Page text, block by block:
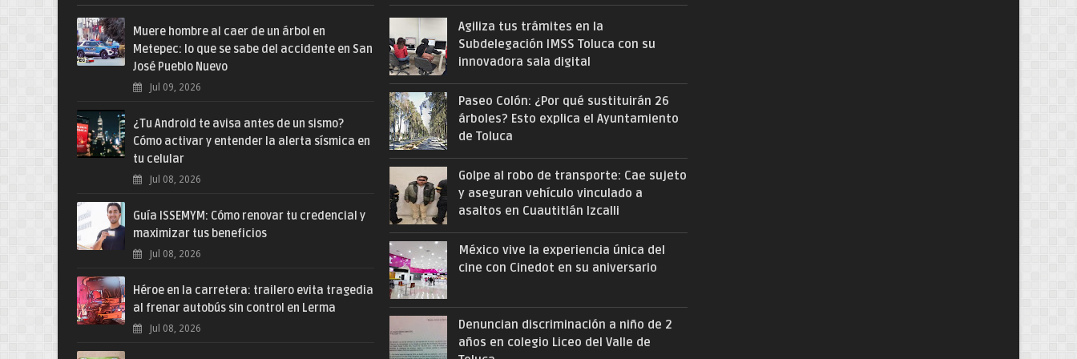
Muere hombre al caer de un árbol en
Metepec: lo que se sabe del accidente en San
José Pueblo Nuevo
Jul 09, 2026
¿Tu Android te avisa antes de un sismo?
Cómo activar y entender la alerta sísmica en
tu celular
Jul 08, 2026
Guía ISSEMYM: Cómo renovar tu credencial y
maximizar tus beneficios
Jul 08, 2026
Héroe en la carretera: trailero evita tragedia
al frenar autobús sin control en Lerma
Jul 08, 2026
Agiliza tus trámites en la
Subdelegación IMSS Toluca con su
innovadora sala digital
Paseo Colón: ¿Por qué sustituirán 26
árboles? Esto explica el Ayuntamiento
de Toluca
Golpe al robo de transporte: Cae sujeto
y aseguran vehículo vinculado a
asaltos en Cuautitlán Izcalli
México vive la experiencia única del
cine con Cinedot en su aniversario
Denuncian discriminación a niño de 2
años en colegio Liceo del Valle de